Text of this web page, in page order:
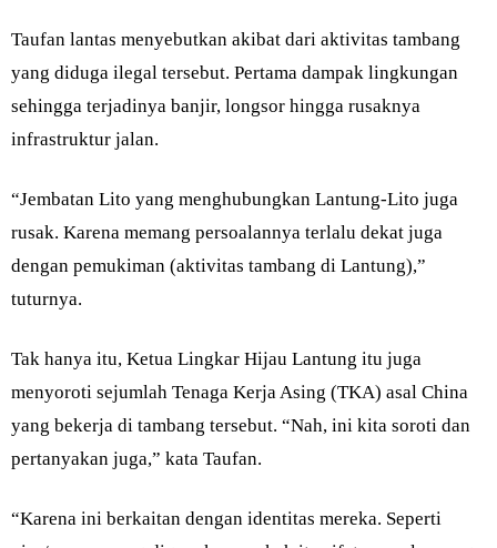
Taufan lantas menyebutkan akibat dari aktivitas tambang
yang diduga ilegal tersebut. Pertama dampak lingkungan
sehingga terjadinya banjir, longsor hingga rusaknya
infrastruktur jalan.
“Jembatan Lito yang menghubungkan Lantung-Lito juga
rusak. Karena memang persoalannya terlalu dekat juga
dengan pemukiman (aktivitas tambang di Lantung),”
tuturnya.
Tak hanya itu, Ketua Lingkar Hijau Lantung itu juga
menyoroti sejumlah Tenaga Kerja Asing (TKA) asal China
yang bekerja di tambang tersebut. “Nah, ini kita soroti dan
pertanyakan juga,” kata Taufan.
“Karena ini berkaitan dengan identitas mereka. Seperti